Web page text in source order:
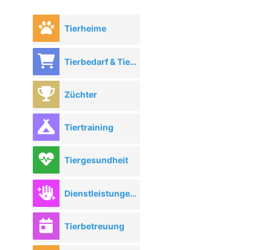
Tierheime
Tierbedarf & Tierhandel
Züchter
Tiertraining
Tiergesundheit
Dienstleistungen rund ums Tier
Tierbetreuung